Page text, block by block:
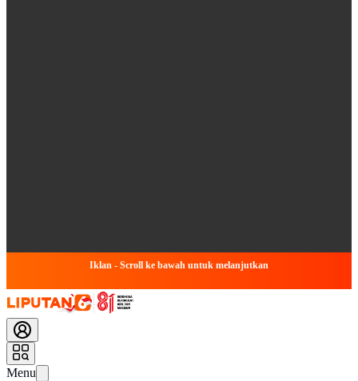
Iklan - Scroll ke bawah untuk melanjutkan
Menu